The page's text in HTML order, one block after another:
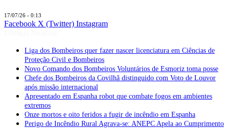
17/07/26 - 0:13
Facebook X (Twitter) Instagram
Liga dos Bombeiros quer fazer nascer licenciatura em Ciências de
Proteção Civil e Bombeiros
Novo Comando dos Bombeiros Voluntários de Esmoriz toma posse
Chefe dos Bombeiros da Covilhã distinguido com Voto de Louvor
após missão internacional
Apresentado em Espanha robot que combate fogos em ambientes
extremos
Onze mortos e oito feridos a fugir de incêndio em Espanha
Perigo de Incêndio Rural Agrava-se: ANEPC Apela ao Cumprimento